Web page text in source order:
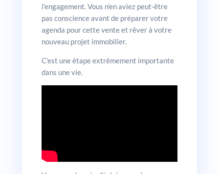
l’engagement. Vous n’en aviez peut-être
pas conscience avant de préparer votre
agenda pour cette vente et rêver à votre
nouveau projet immobilier.
C’est une étape extrêmement importante
dans une vie.